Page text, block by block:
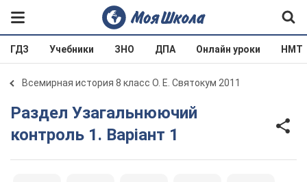
ГДЗ Учебники ЗНО ДПА Онлайн уроки НМТ
Всемирная история 8 класс О. Е. Святокум 2011
Раздел Узагальнюючий
контроль 1. Варіант 1